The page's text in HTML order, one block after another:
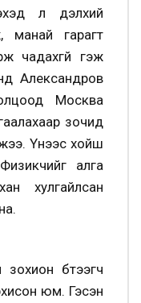
л дэлхий
манай гарагт
чадахгүй гэж
Александров
Москва
зочид
Үүнээс хойш
алга
хулгайлсан
бүтээгч
юм. Гэсэн